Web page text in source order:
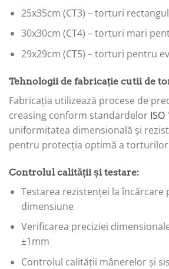
25x35cm (CT3) – torturi
30x30cm (CT4) – torturi mari
29x29cm (CT5) – torturi pentru
Tehnologii de fabricație cutii de
Fabricația utilizează procese de
creasing conform standardelor ISO
uniformitatea dimensională și
pentru protecția optimă a
Controlul calității și testare:
Testarea rezistenței la încărcare
dimensiune
Verificarea preciziei
±1mm
Controlul calității mânerelor și